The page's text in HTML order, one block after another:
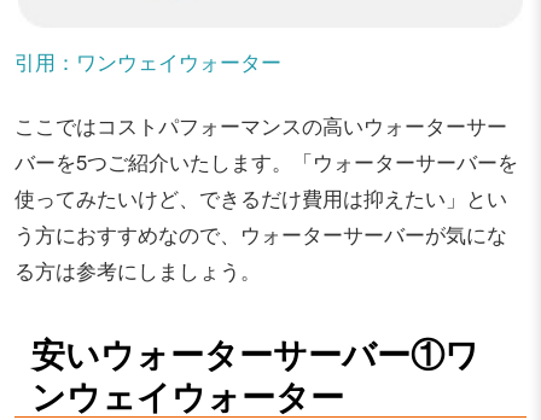
引用：ワンウェイウォーター
ここではコストパフォーマンスの高いウォーターサー
バーを5つご紹介いたします。「ウォーターサーバーを
使ってみたいけど、できるだけ費用は抑えたい」とい
う方におすすめなので、ウォーターサーバーが気にな
る方は参考にしましょう。
安いウォーターサーバー①ワ
ンウェイウォーター